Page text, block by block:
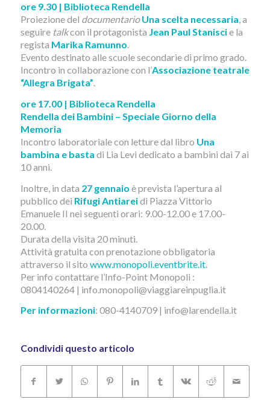
ore 9.30 | Biblioteca Rendella
Proiezione del documentario Una scelta necessaria, a
seguire talkcon il protagonista Jean Paul Staniscie la
regista Marika Ramunno.
Evento destinato alle scuole secondarie di primo grado.
Incontro in collaborazione con l’Associazione teatrale
“Allegra Brigata”.
ore 17.00 | Biblioteca Rendella
Rendella dei Bambini – Speciale Giorno della
Memoria
Incontro laboratoriale con letture dal libro Una
bambina e basta di Lia Levi dedicato a bambini dai 7 ai
10 anni.
Inoltre, in data 27 gennaio è prevista l’apertura al
pubblico dei Rifugi Antiareidi Piazza Vittorio
Emanuele II nei seguenti orari: 9.00-12.00 e 17.00-
20.00.
Durata della visita 20 minuti.
Attività gratuita con prenotazione obbligatoria
attraverso il sito www.monopoli.eventbrite.it.
Per info contattare l’Info-Point Monopoli :
0804140264 | info.monopoli@viaggiareinpuglia.it
Per informazioni: 080-4140709 | info@larendella.it
Condividi questo articolo